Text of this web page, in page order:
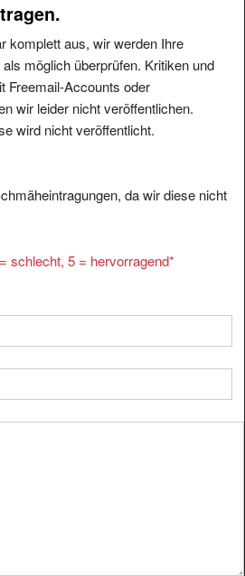
komplett aus, wir werden Ihre
möglich überprüfen. Kritiken und
Freemail-Accounts oder
wir leider nicht veröffentlichen.
wird nicht veröffentlicht.
da wir diese nicht
schlecht, 5 = hervorragend*